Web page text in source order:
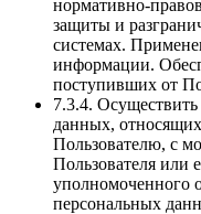
нормативно-
защиты и
системах.
информации.
поступивших от
7.3.4.
данных,
Пользователю, с
Пользователя или
уполномоченного
персональных